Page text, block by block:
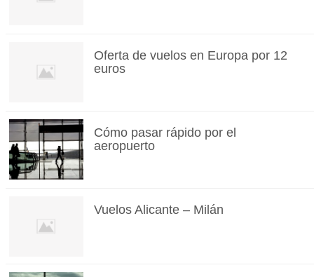
Oferta de vuelos en Europa por 12
euros
Cómo pasar rápido por el
aeropuerto
Vuelos Alicante – Milán